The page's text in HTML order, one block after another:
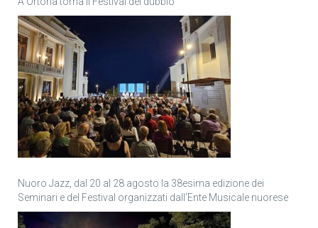
Nuoro Jazz, dal 20 al 28 agosto la 38esima edizione dei
Seminari e del Festival organizzati dall’Ente Musicale nuorese